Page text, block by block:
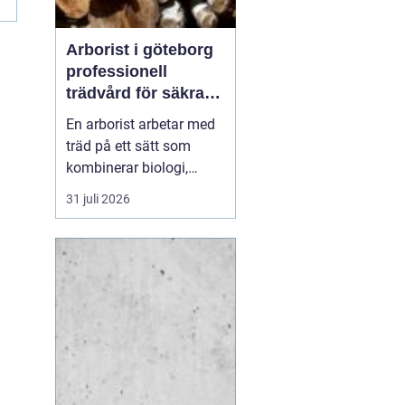
Arborist i göteborg
professionell
trädvård för säkra
och friska träd
En arborist arbetar med
träd på ett sätt som
kombinerar biologi,
säkerhet och hantverk. I
en stad som Göteborg,
med tät bebyggelse,
krävs genomtänkt
trädvård för att både
människor och träd ska
må bra. Många
fastighetsägare, bos...
31 juli 2026